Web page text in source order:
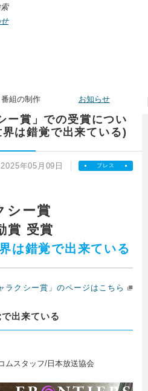
番組の制作 お知らせ
ー賞」での受賞について(フロンティア 世
ー賞」での受賞につい
は錯覚で出来ている)
2025年05月09日 プレス
シー賞
賞 受賞
は錯覚で出来ている
ラクシー賞」のページはこちら
出来ている
ムスタッフ/日本放送協会